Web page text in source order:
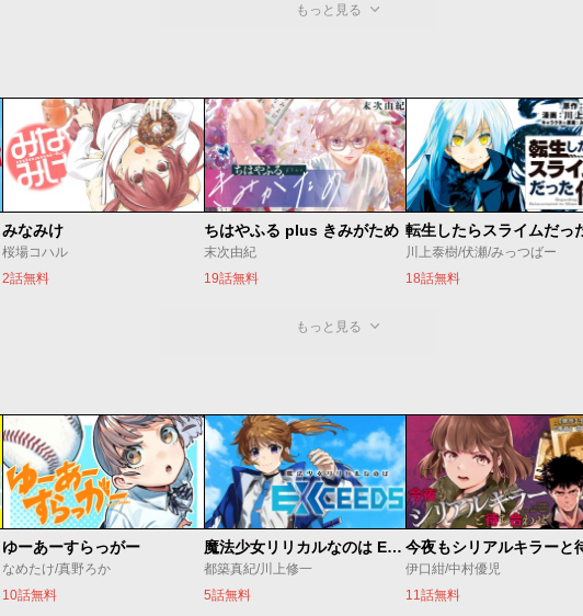
もっと見る
みなみけ
桜場コハル
2話無料
ちはやふる plus きみがため
末次由紀
19話無料
転生したらスライムだっ
川上泰樹/伏瀬/みっつばー
18話無料
もっと見る
ゆーあーすらっがー
なめたけ/真野ろか
10話無料
魔法少女リリカルなのは EXCEEDS
都築真紀/川上修一
5話無料
伊口紺/中村優児
11話無料